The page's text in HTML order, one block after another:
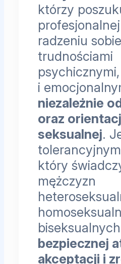
którzy
radzeniu
trudnościami
i
niezależnie
oraz
seksualnej.
tolerancyjnym
który
mężczyzn
bezpiecznej
akceptacji i